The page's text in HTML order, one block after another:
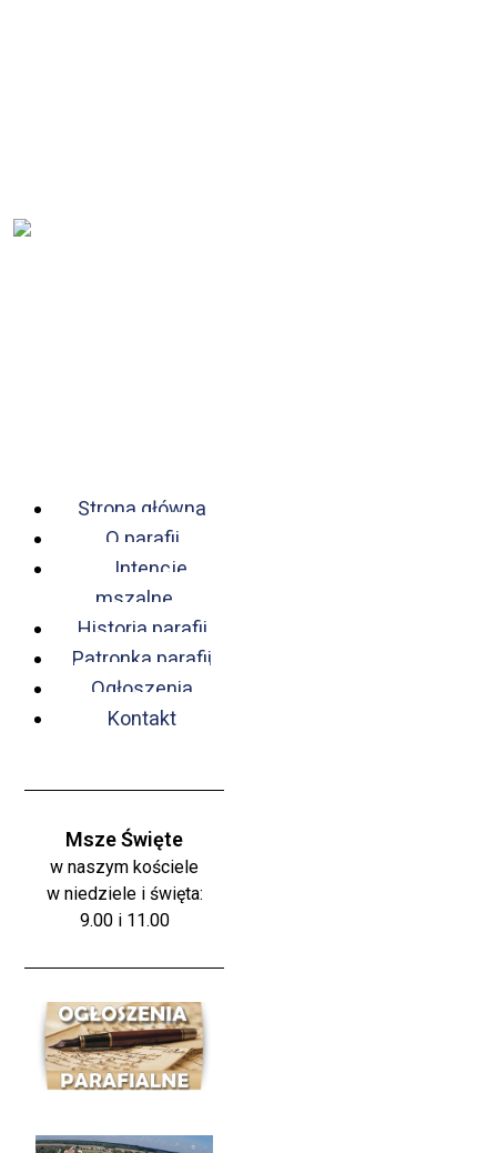
Strona główna
O parafii
Intencje
mszalne
Historia parafii
Patronka parafii
Ogłoszenia
Kontakt
Msze Święte
w naszym kościele
w niedziele i święta:
9.00 i 11.00